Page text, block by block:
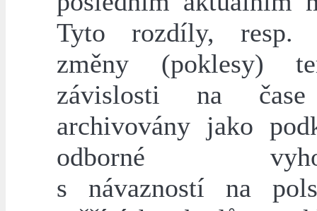
Tyto rozdíly, resp.
změny (poklesy)
závislosti na
archivovány jako
odborné
s návazností na